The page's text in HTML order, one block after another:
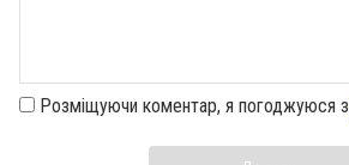
Розміщуючи коментар, я погоджуюся з